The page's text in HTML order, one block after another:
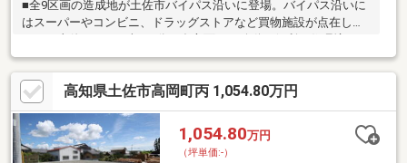
■全9区画の造成地が土佐市バイパス沿いに登場。バイパス沿いに
はスーパーやコンビニ、ドラッグストアなど買物施設が点在して
おり、土佐ICまでも車で3分と多方面への移動に便利な住環境で
す。■建築条件なし！お好きな工務店さんでお家を建てることが
できます!■水道負担金336690円+水道引き込み代11万円別途必要
です。
高知県土佐市高岡町丙 1,054.80万円
1,054.80万円
（坪単価:-）